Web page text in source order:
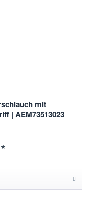
mit
| AEM73513023